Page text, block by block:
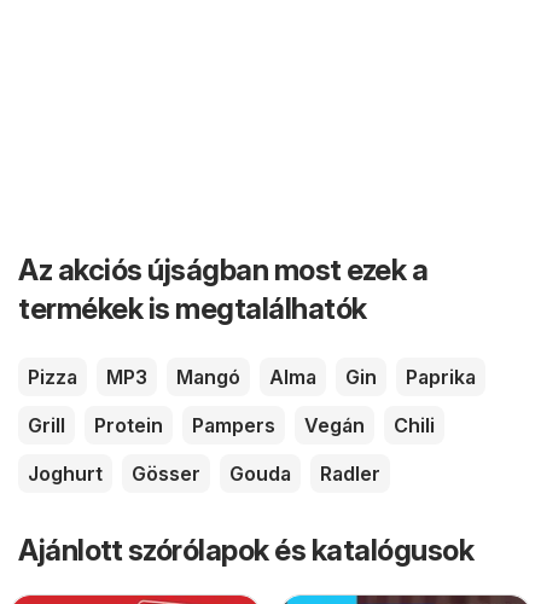
Az akciós újságban most ezek a
termékek is megtalálhatók
Pizza MP3 Mangó Alma Gin
Paprika
Grill
Protein Pampers Vegán
Chili
Joghurt
Gösser Gouda Radler
Ajánlott szórólapok és katalógusok